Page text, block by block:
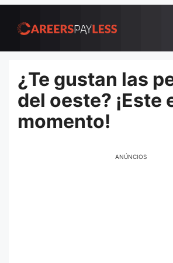
para
conteúdo
¿Te gustan las
del oeste? ¡Este
momento!
ANÚNCIOS